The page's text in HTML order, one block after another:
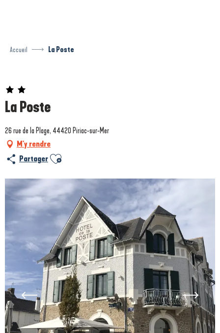
Accueil La Poste
La Poste
Prestataire engagé dans une démarche environnementale
26 rue de la Plage, 44420 Piriac-sur-Mer
M'y rendre
Partager Ajouter aux favoris